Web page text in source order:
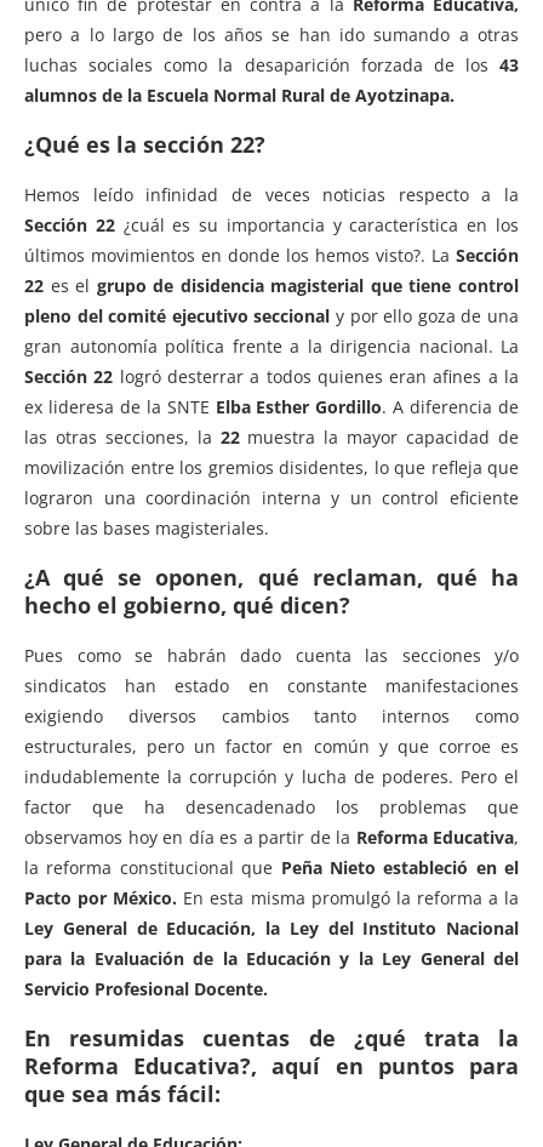
pero a lo largo de los años se han ido sumando a otras
luchas sociales como la desaparición forzada de los 43
alumnos de la Escuela Normal Rural de Ayotzinapa.
¿Qué es la sección 22?
Hemos leído infinidad de veces noticias respecto a la
Sección 22¿cuál es su importancia y característica en los
últimos movimientos en donde los hemos visto?. La Sección
22 es el grupo de disidencia magisterial que tiene control
pleno del comité ejecutivo seccional y por ello goza de una
gran autonomía política frente a la dirigencia nacional. La
Sección 22 logró desterrar a todos quienes eran afines a la
ex lideresa de la SNTE Elba Esther Gordillo. A diferencia de
las otras secciones, la 22muestra la mayor capacidad de
movilización entre los gremios disidentes, lo que refleja que
lograron una coordinación interna y un control eficiente
sobre las bases magisteriales.
¿A qué se oponen, qué reclaman, qué ha
hecho el gobierno, qué dicen?
Pues como se habrán dado cuenta las secciones y/o
sindicatos han estado en constante manifestaciones
exigiendo diversos cambios tanto internos como
estructurales, pero un factor en común y que corroe es
indudablemente la corrupción y lucha de poderes. Pero el
factor que ha desencadenado los problemas que
observamos hoy en día es a partir de la Reforma Educativa,
la reforma constitucional que Peña Nieto estableció en el
Pacto por México. En esta misma promulgó la reforma a la
Ley General de Educación, la Ley del Instituto Nacional
para la Evaluación de la Educación y la Ley General del
Servicio Profesional Docente.
En resumidas cuentas de ¿qué trata la
Reforma Educativa?, aquí en puntos para
que sea más fácil: